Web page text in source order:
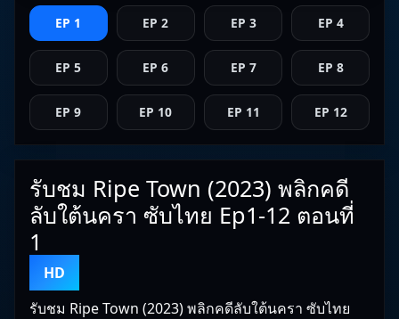
EP 1
EP 2 EP 3 EP 4
EP 5 EP 6 EP 7 EP 8
EP 9 EP 10 EP 11 EP 12
รับชม Ripe Town (2023) พลิกคดี
ลับใต้นครา ซับไทย Ep1-12 ตอนที่
1
HD
รับชม Ripe Town (2023) พลิกคดีลับใต้นครา ซับไทย